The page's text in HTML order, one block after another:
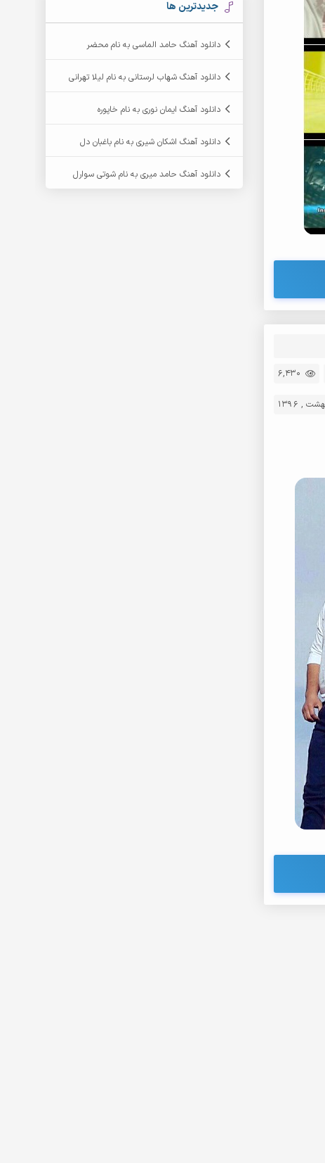
6,430
جدیدترین ها
دانلود آهنگ حامد الماسی به نام محضر
دانلود آهنگ شهاب لرستانی به نام لیلا تهرانی
دانلود آهنگ ایمان نوری به نام خاپوره
دانلود آهنگ اشکان شیری به نام باغبان دل
دانلود آهنگ حامد میری به نام شوتی سوارل